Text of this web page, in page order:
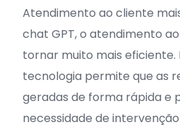
Atendimento ao cliente
chat GPT, o atendimento
tornar muito mais eficiente.
tecnologia permite que as
geradas de forma rápida e
necessidade de